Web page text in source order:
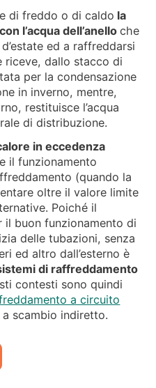
di freddo o di caldo la
l’acqua dell’anelloche
ed a raffreddarsi
riceve, dallo stacco di
per la condensazione
in inverno, mentre,
restituisce l’acqua
di distribuzione.
in eccedenza
il funzionamento
(quando la
oltre il valore limite
Poiché il
il buon funzionamento di
delle tubazioni, senza
ed altro dall’esterno è
di raffreddamento
contesti sono quindi
a circuito
scambio indiretto.